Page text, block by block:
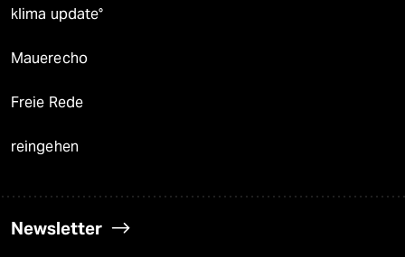
klima update°
Mauerecho
Freie Rede
reingehen
Newsletter